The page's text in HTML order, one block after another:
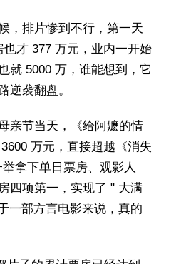
，排片惨到不行，第一天
才 377 万元，业内一开始
就 5000 万，谁能想到，它
逆袭翻盘。
亲节当天，《给阿嬷的情
万元，直接超越《消失
拿下单日票房、观影人
四项第一，实现了 " 大满
一部方言电影来说，真的